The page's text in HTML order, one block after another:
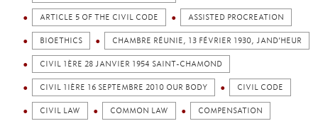
ARTICLE 5 OF THE CIVIL CODE ASSISTED PROCREATION
BIOETHICS CHAMBRE RÉUNIE, 13 FÉVRIER 1930, JAND’HEUR
CIVIL 1ÈRE 28 JANVIER 1954 SAINT-CHAMOND
CIVIL 1IÈRE 16 SEPTEMBRE 2010 OUR BODY CIVIL CODE
CIVIL LAW COMMON LAW COMPENSATION